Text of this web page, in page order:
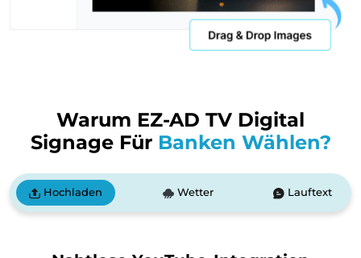
Warum EZ-AD TV Digital
Signage Für Banken Wählen?
Hochladen Wetter Lauftext